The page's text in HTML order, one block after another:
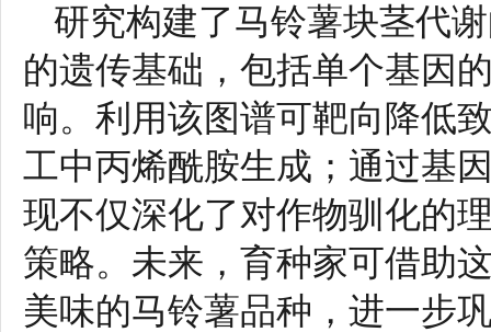
研究构建了马铃薯块茎代
的遗传基础，包括单个基因
响。利用该图谱可靶向降低
工中丙烯酰胺生成；通过基
现不仅深化了对作物驯化的
策略。未来，育种家可借助
美味的马铃薯品种，进一步